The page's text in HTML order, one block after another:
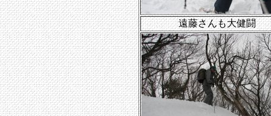
遠藤さんも大健闘